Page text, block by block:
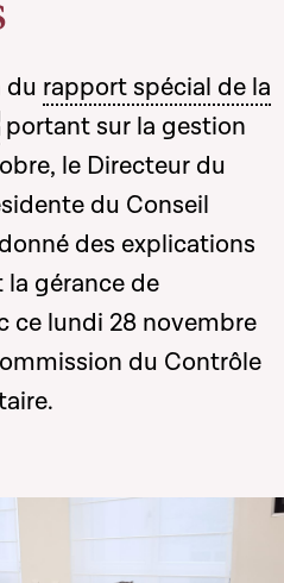
du rapport spécial de la
portant sur la gestion
le Directeur du
du Conseil
des explications
la gérance de
ce lundi 28 novembre
du Contrôle